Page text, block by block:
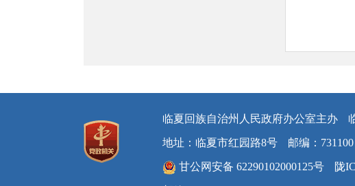
临夏回族自治州人民政府办公室主办
地址：临夏市红园路8号 邮编：731100
甘公网安备 62290102000125号 陇